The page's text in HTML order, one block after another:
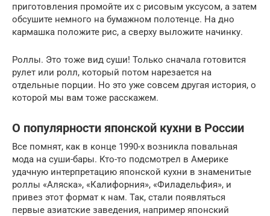
приготовления промойте их с рисовым уксусом, а затем
обсушите немного на бумажном полотенце. На дно
кармашка положите рис, а сверху выложите начинку.
Роллы. Это тоже вид суши! Только сначала готовится
рулет или ролл, который потом нарезается на
отдельные порции. Но это уже совсем другая история, о
которой мы вам тоже расскажем.
О популярности японской кухни в России
Все помнят, как в конце 1990-х возникла повальная
мода на суши-бары. Кто-то подсмотрел в Америке
удачную интерпретацию японской кухни в знаменитые
роллы «‎Аляска», «‎Калифорния»,‎ «‎Филадельфия», и
привез этот формат к нам. Так, стали появляться
первые азиатские заведения, например японский